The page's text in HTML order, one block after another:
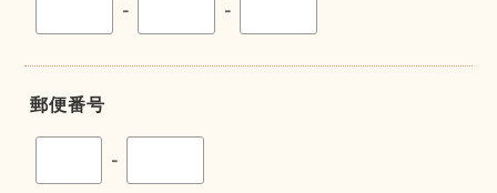
- -
郵便番号
-